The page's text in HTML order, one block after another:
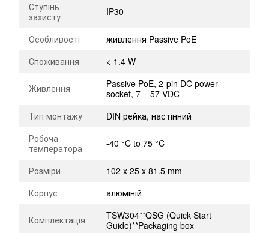
Ступінь
захисту
IP30
Особливості
живлення Passive PoE
Споживання
< 1.4 W
Живлення
Passive PoE, 2-pin DC power
socket, 7 – 57 VDC
Тип монтажу
DIN рейка, настінний
Робоча
температора
-40 °C to 75 °C
Розміри
102 x 25 x 81.5 mm
Корпус
алюміній
Комплектація
TSW304**QSG (Quick Start
Guide)**Packaging box